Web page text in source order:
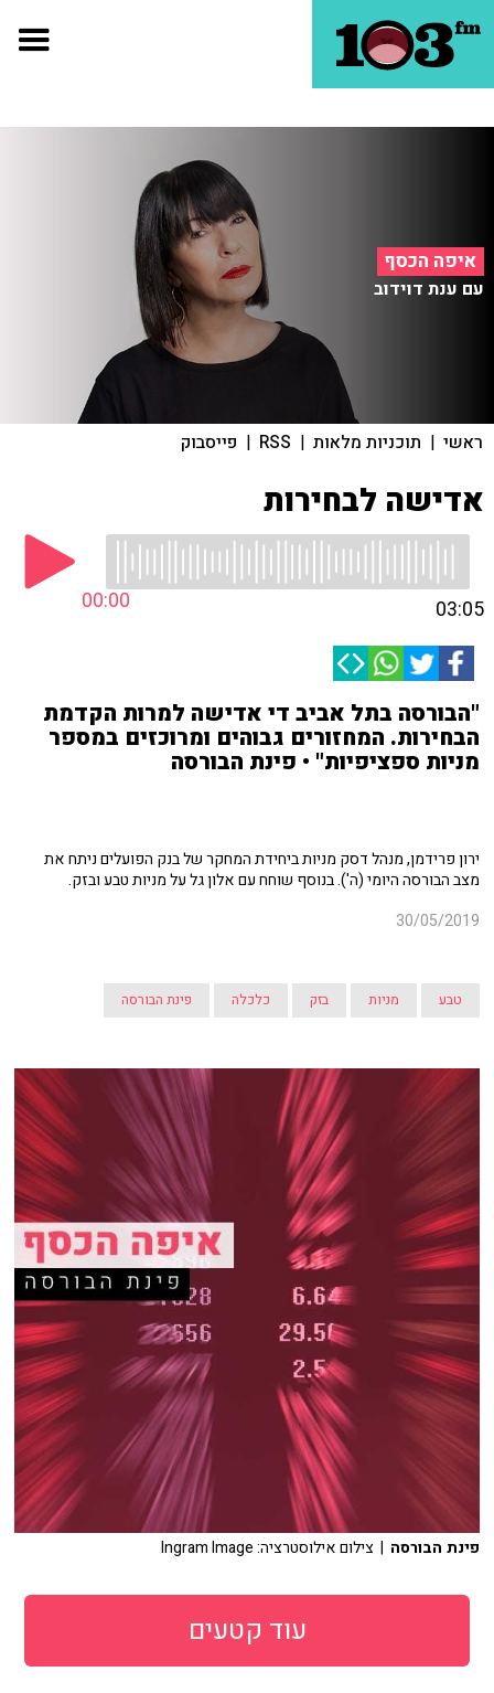
איפה הכסף
עם ענת דוידוב
ראשי | תוכניות מלאות |
RSS
| פייסבוק
אדישה לבחירות
00:00 03:05
"הבורסה בתל אביב די אדישה למרות הקדמת
הבחירות. המחזורים גבוהים ומרוכזים במספר
מניות ספציפיות" • פינת הבורסה
ירון פרידמן, מנהל דסק מניות ביחידת המחקר של בנק הפועלים ניתח את
מצב הבורסה היומי (ה'). בנוסף שוחח עם אלון גל על מניות טבע ובזק.
30/05/2019
טבע מניות בזק כלכלה פינת הבורסה
פינת הבורסה | צילום אילוסטרציה: Ingram Image
עוד קטעים